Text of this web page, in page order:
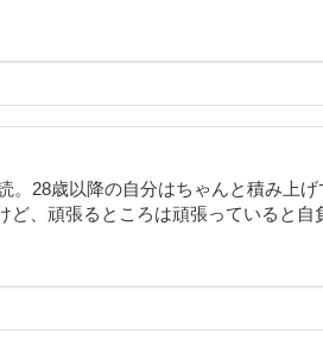
。28歳以降の自分はちゃんと積み上げ
、頑張るところは頑張っていると自